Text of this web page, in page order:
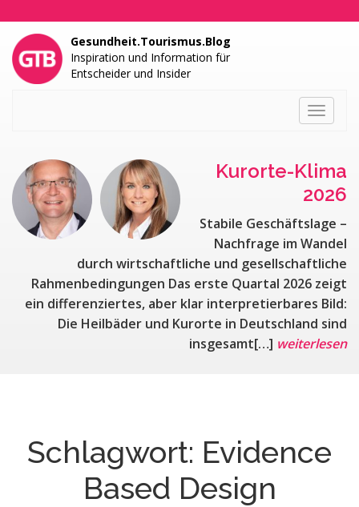
Gesundheit.Tourismus.Blog
Inspiration und Information für
Entscheider und Insider
Toggle
Kurorte-Klima
2026
Stabile Geschäftslage –
Nachfrage im Wandel
durch wirtschaftliche und gesellschaftliche
Rahmenbedingungen Das erste Quartal 2026 zeigt
ein differenziertes, aber klar interpretierbares Bild:
Die Heilbäder und Kurorte in Deutschland sind
insgesamt[…] weiterlesen
Schlagwort: Evidence
Based Design